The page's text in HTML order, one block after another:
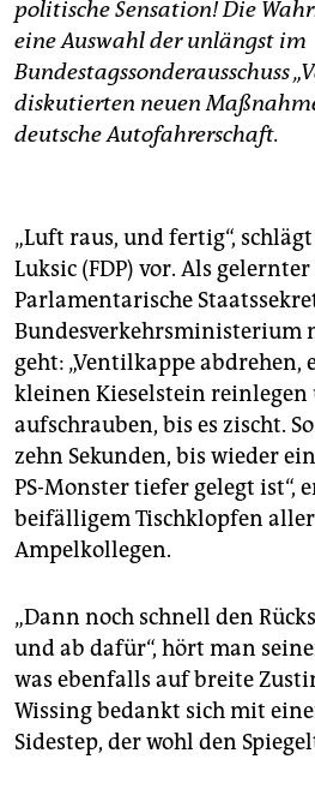
politische Sensation! Die
eine Auswahl der unlängst im
Bundestagssonderausschuss
diskutierten neuen
deutsche Autofahrerschaft.
„Luft raus, und fertig“,
Luksic (FDP) vor. Als
Parlamentarische
Bundesverkehrsministerium
geht: „Ventilkappe abdrehen,
kleinen Kieselstein reinlegen
aufschrauben, bis es zischt.
zehn Sekunden, bis wieder
PS-Monster tiefer gelegt ist“,
beifälligem Tischklopfen aller
Ampelkollegen.
„Dann noch schnell den
und ab dafür“, hört man
was ebenfalls auf breite
Wissing bedankt sich mit
Sidestep, der wohl den